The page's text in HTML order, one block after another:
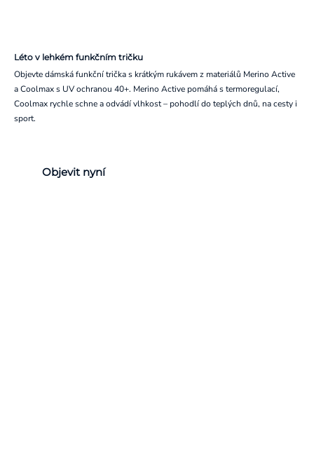
Léto v lehkém funkčním tričku
Objevte dámská funkční trička s krátkým rukávem z materiálů Merino Active
a Coolmax s UV ochranou 40+. Merino Active pomáhá s termoregulací,
Coolmax rychle schne a odvádí vlhkost – pohodlí do teplých dnů, na cesty i
sport.
Objevit nyní